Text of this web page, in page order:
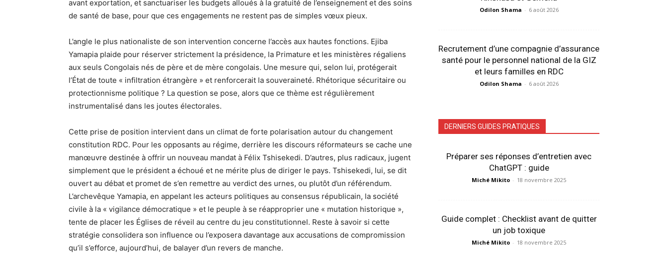
avant exportation, et sanctuariser les budgets alloués à la gratuité de l’enseignement et des soins
de santé de base, pour que ces engagements ne restent pas de simples vœux pieux.
L’angle le plus nationaliste de son intervention concerne l’accès aux hautes fonctions. Ejiba
Yamapia plaide pour réserver strictement la présidence, la Primature et les ministères régaliens
aux seuls Congolais nés de père et de mère congolais. Une mesure qui, selon lui, protégerait
l’État de toute « infiltration étrangère » et renforcerait la souveraineté. Rhétorique sécuritaire ou
protectionnisme politique ? La question se pose, alors que ce thème est régulièrement
instrumentalisé dans les joutes électorales.
Cette prise de position intervient dans un climat de forte polarisation autour du changement
constitution RDC. Pour les opposants au régime, derrière les discours réformateurs se cache une
manœuvre destinée à offrir un nouveau mandat à Félix Tshisekedi. D’autres, plus radicaux, jugent
simplement que le président a échoué et ne mérite plus de diriger le pays. Tshisekedi, lui, se dit
ouvert au débat et promet de s’en remettre au verdict des urnes, ou plutôt d’un référendum.
L’archevêque Yamapia, en appelant les acteurs politiques au consensus républicain, la société
civile à la « vigilance démocratique » et le peuple à se réapproprier une « mutation historique »,
tente de placer les Églises de réveil au centre du jeu constitutionnel. Reste à savoir si cette
stratégie consolidera son influence ou l’exposera davantage aux accusations de compromission
qu’il s’efforce, aujourd’hui, de balayer d’un revers de manche.
Odilon Shama - 6 août 2026
Recrutement d’une compagnie d’assurance
santé pour le personnel national de la GIZ
et leurs familles en RDC
Odilon Shama - 6 août 2026
DERNIERS GUIDES PRATIQUES
Préparer ses réponses d’entretien avec
ChatGPT : guide
Miché Mikito - 18 novembre 2025
Guide complet : Checklist avant de quitter
un job toxique
Miché Mikito - 18 novembre 2025